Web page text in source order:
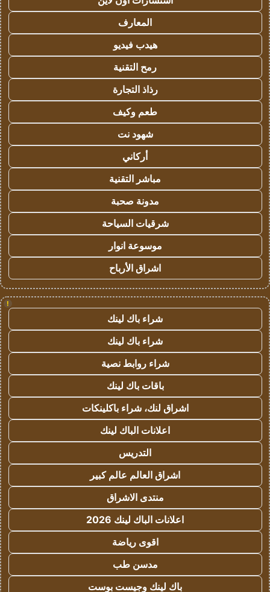
المعارف
هيدب فيديو
رمح التقنية
رذاذ التجارة
طعم وكيف
شهود نت
أركاني
مباشر التقنية
مدونة صحبة
شرقيات السياحة
موسوعة انوار
اشراق الأرباح
!
شراء باك لينك
شراء باك لينك
شراء روابط نصية
باقات باك لينك
اشراق لنك، شراء باكلينكات
اعلانات الباك لينك
التدريس
اشراق العالم عالم كبير
منتدى الاشراق
اعلانات الباك لينك 2026
اقوى رياضة
مدسن طب
باك لينك وجيست بوست